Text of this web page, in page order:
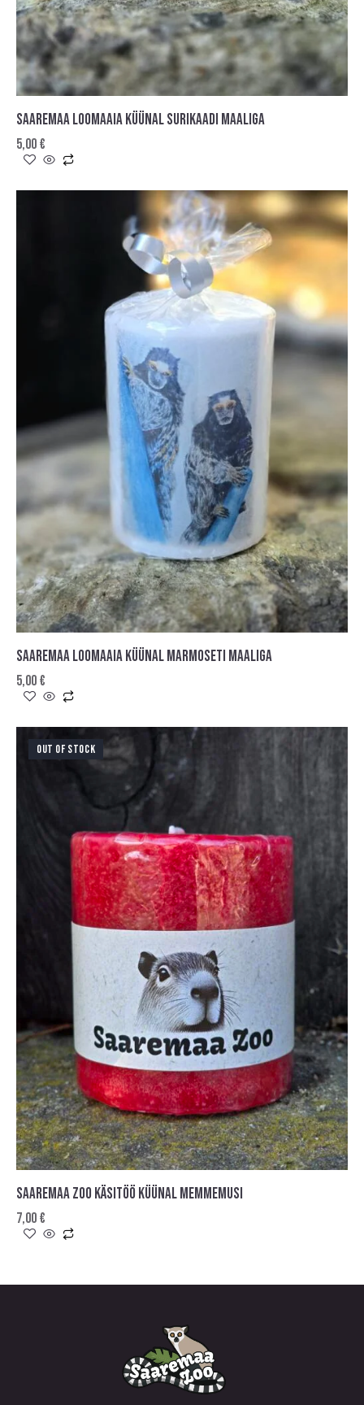
SAAREMAA LOOMAAIA KÜÜNAL SURIKAADI MAALIGA
5,00€
SAAREMAA LOOMAAIA KÜÜNAL MARMOSETI MAALIGA
5,00€
OUT OF STOCK
SAAREMAA ZOO KÄSITÖÖ KÜÜNAL MEMMEMUSI
7,00€